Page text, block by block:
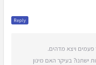
Reply
ויצא מדהים.
ישתנו? בעיקר האם מינון